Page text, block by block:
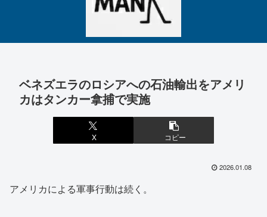
ベネズエラのロシアへの石油輸出をアメリ
カはタンカー拿捕で実施
X コピー
2026.01.08
アメリカによる軍事行動は続く。